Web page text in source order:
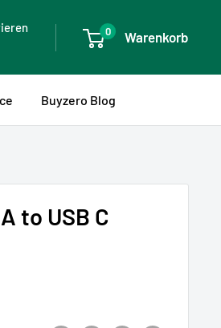
0 Warenkorb
Buyzero Blog
to USB C